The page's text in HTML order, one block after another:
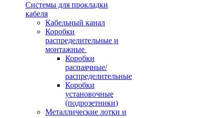
Системы для прокладки
кабеля
Кабельный канал
Коробки
распределительные и
монтажные
Коробки
распаячные/
распределительные
Коробки
установочные
(подрозетники)
Металлические лотки и